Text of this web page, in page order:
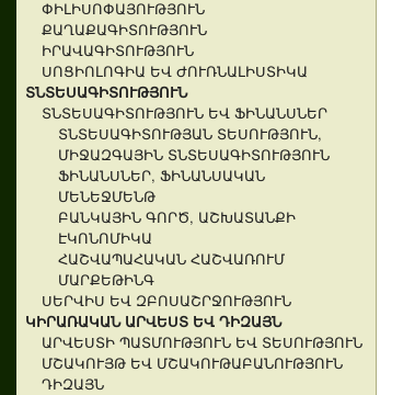
ՓԻԼԻՍՈՓԱՅՈՒԹՅՈՒՆ
ՔԱՂԱՔԱԳԻՏՈՒԹՅՈՒՆ
ԻՐԱՎԱԳԻՏՈՒԹՅՈՒՆ
ՍՈՑԻՈԼՈԳԻԱ ԵՎ ԺՈՒՌՆԱԼԻՍՏԻԿԱ
ՏՆՏԵՍԱԳԻՏՈՒԹՅՈՒՆ
ՏՆՏԵՍԱԳԻՏՈՒԹՅՈՒՆ ԵՎ ՖԻՆԱՆՍՆԵՐ
ՏՆՏԵՍԱԳԻՏՈՒԹՅԱՆ ՏԵՍՈՒԹՅՈՒՆ,
ՄԻՋԱԶԳԱՅԻՆ ՏՆՏԵՍԱԳԻՏՈՒԹՅՈՒՆ
ՖԻՆԱՆՍՆԵՐ, ՖԻՆԱՆՍԱԿԱՆ
ՄԵՆԵՋՄԵՆԹ
ԲԱՆԿԱՅԻՆ ԳՈՐԾ, ԱՇԽԱՏԱՆՔԻ
ԷԿՈՆՈՄԻԿԱ
ՀԱՇՎԱՊԱՀԱԿԱՆ ՀԱՇՎԱՌՈՒՄ
ՄԱՐՔԵԹԻՆԳ
ՍԵՐՎԻՍ ԵՎ ԶԲՈՍԱՇՐՋՈՒԹՅՈՒՆ
ԿԻՐԱՌԱԿԱՆ ԱՐՎԵՍՏ ԵՎ ԴԻԶԱՅՆ
ԱՐՎԵՍՏԻ ՊԱՏՄՈՒԹՅՈՒՆ ԵՎ ՏԵՍՈՒԹՅՈՒՆ
ՄՇԱԿՈՒՅԹ ԵՎ ՄՇԱԿՈՒԹԱԲԱՆՈՒԹՅՈՒՆ
ԴԻԶԱՅՆ